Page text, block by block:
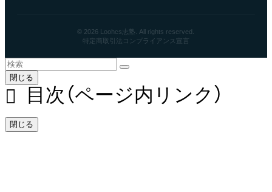
© 2026 Loohcs志塾. All rights reserved.
特定商取引法 コンプライアンス宣言
閉じる
目次（ページ内リンク）
閉じる